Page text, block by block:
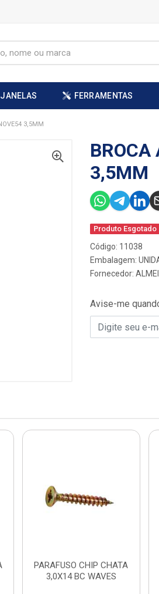
FERRAMENTAS
3,5MM
BROCA
3,5MM
Produto Esgotado
Código: 11038
Embalagem:
Fornecedor:
Avise-me
PARAFUSO CHIP CHATA
3,0X14 BC WAVES